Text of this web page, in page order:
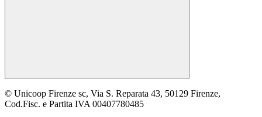
© Unicoop Firenze sc, Via S. Reparata 43, 50129 Firenze,
Cod.Fisc. e Partita IVA 00407780485